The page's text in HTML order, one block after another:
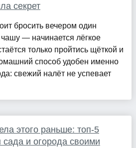
секрет
бросить вечером один
— начинается лёгкое
только пройтись щёткой и
способ удобен именно
свежий налёт не успевает
этого раньше: топ-5
и огорода своими